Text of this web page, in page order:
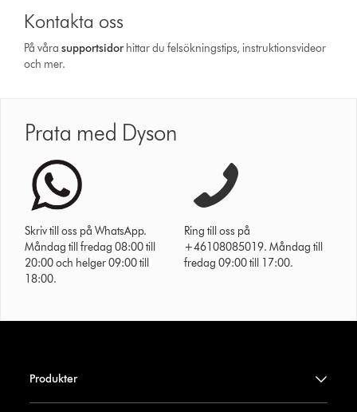
Kontakta oss
På vårasupport­sidor hittar du felsökningstips, instruktionsvideor
och mer.
Prata med Dyson
Skriv till oss på WhatsApp.
Måndag till fredag 08:00 till
20:00 och helger 09:00 till
18:00.
Ring till oss på
+46108085019. Måndag till
fredag 09:00 till 17:00.
Produkter